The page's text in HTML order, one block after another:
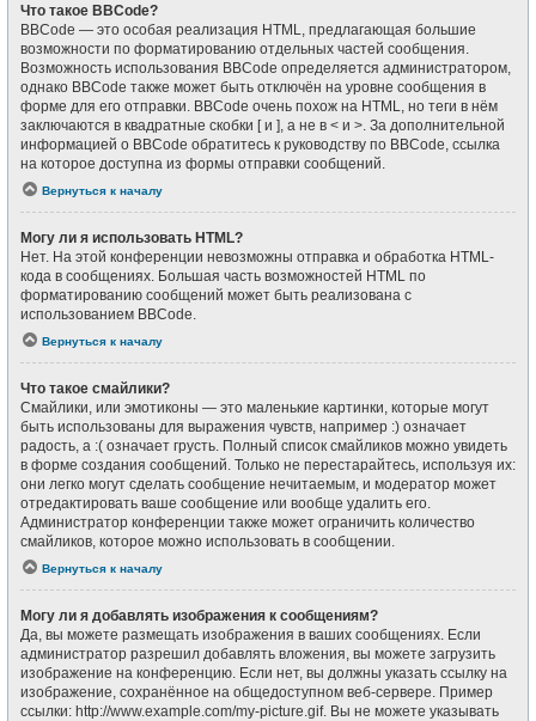
Что такое BBCode?
BBCode — это особая реализация HTML, предлагающая большие
возможности по форматированию отдельных частей сообщения.
Возможность использования BBCode определяется администратором,
однако BBCode также может быть отключён на уровне сообщения в
форме для его отправки. BBCode очень похож на HTML, но теги в нём
заключаются в квадратные скобки [ и ], а не в < и >. За дополнительной
информацией о BBCode обратитесь к руководству по BBCode, ссылка
на которое доступна из формы отправки сообщений.
Вернуться к началу
Могу ли я использовать HTML?
Нет. На этой конференции невозможны отправка и обработка HTML-
кода в сообщениях. Большая часть возможностей HTML по
форматированию сообщений может быть реализована с
использованием BBCode.
Вернуться к началу
Что такое смайлики?
Смайлики, или эмотиконы — это маленькие картинки, которые могут
быть использованы для выражения чувств, например :) означает
радость, а :( означает грусть. Полный список смайликов можно увидеть
в форме создания сообщений. Только не перестарайтесь, используя их:
они легко могут сделать сообщение нечитаемым, и модератор может
отредактировать ваше сообщение или вообще удалить его.
Администратор конференции также может ограничить количество
смайликов, которое можно использовать в сообщении.
Вернуться к началу
Могу ли я добавлять изображения к сообщениям?
Да, вы можете размещать изображения в ваших сообщениях. Если
администратор разрешил добавлять вложения, вы можете загрузить
изображение на конференцию. Если нет, вы должны указать ссылку на
изображение, сохранённое на общедоступном веб-сервере. Пример
ссылки: http://www.example.com/my-picture.gif. Вы не можете указывать